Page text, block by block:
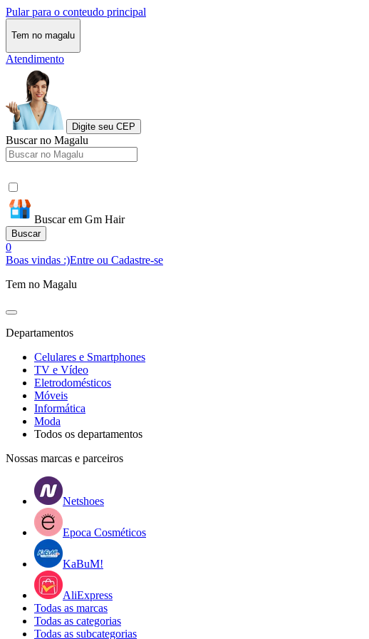
Pular para o conteudo principal
Tem no magalu
Atendimento
Digite seu CEP
Buscar no Magalu
Buscar em Gm Hair
Buscar
0
Boas vindas :)Entre ou Cadastre-se
Tem no Magalu
Departamentos
Celulares e Smartphones
TV e Vídeo
Eletrodomésticos
Móveis
Informática
Moda
Todos os departamentos
Nossas marcas e parceiros
Netshoes
Epoca Cosméticos
KaBuM!
AliExpress
Todas as marcas
Todas as categorias
Todas as subcategorias